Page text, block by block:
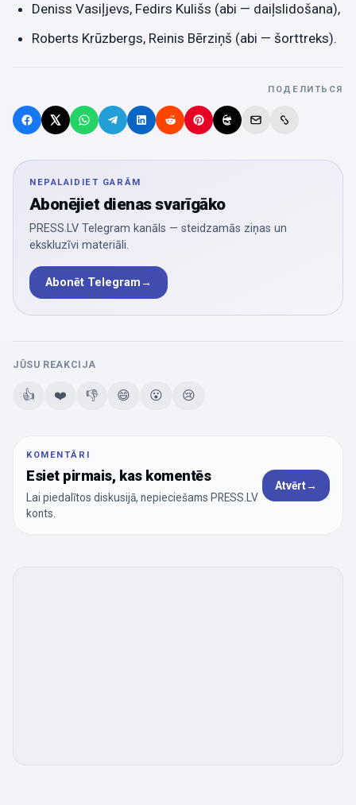
Deniss Vasiļjevs, Fedirs Kulišs (abi — daiļslidošana),
Roberts Krūzbergs, Reinis Bērziņš (abi — šorttreks).
ПОДЕЛИТЬСЯ
NEPALAIDIET GARĀM
Abonējiet dienas svarīgāko
PRESS.LV Telegram kanāls — steidzamās ziņas un
ekskluzīvi materiāli.
Abonēt Telegram→
JŪSU REAKCIJA
👍 ❤️ 👎 😄 😮 😢
KOMENTĀRI
Esiet pirmais, kas komentēs
Lai piedalītos diskusijā, nepieciešams PRESS.LV
konts.
Atvērt→